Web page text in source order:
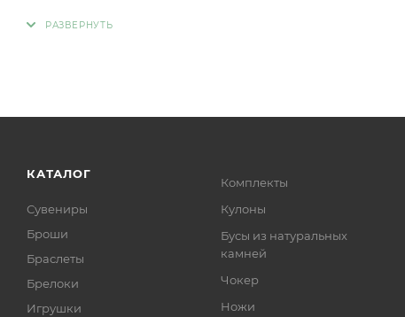
Золото (особенно высокой пробы, хотя даже золотые
Ниобий.
КАТАЛОГ
Сувениры
Броши
Браслеты
Брелоки
Игрушки
Комплекты
Кулоны
Бусы из натуральных
камней
Чокер
Ножи